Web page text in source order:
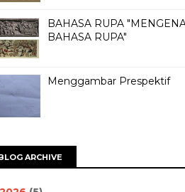
BAHASA RUPA
BAHASA RUPA"
Menggambar Prespektif
ARCHIVE